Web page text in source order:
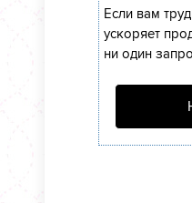
Если вам
ускоряет
ни один